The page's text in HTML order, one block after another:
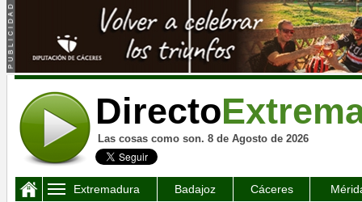
Directo
Las cosas como son. 8 de Agosto de 2026
Extremadura Badajoz Cáceres